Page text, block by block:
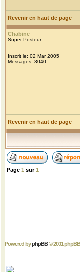
Revenir en haut de page
Chabine
Super Posteur
Inscrit le: 02 Mar 2005
Messages: 3040
Revenir en haut de page
Page 1 sur1
Powered byphpBB© 2001